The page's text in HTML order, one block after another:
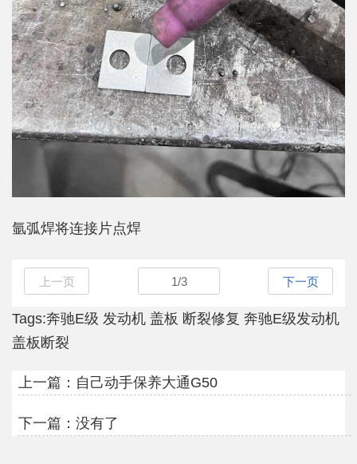
氩弧焊将连接片点焊
上一页 1/3 下一页
Tags:奔驰E级 发动机 盖板 断裂修复 奔驰E级发动机
盖板断裂
上一篇： 自己动手保养大通G50
下一篇：没有了